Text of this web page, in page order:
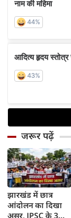
जरूर पढ़ें
झारखंड में छात्र
आंदोलन का दिखा
असर, JPSC के 3